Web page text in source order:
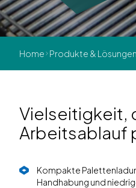
Home Produkte & Lösungen
Vielseitigkeit,
Arbeitsablauf
Kompakte
Handhabung und